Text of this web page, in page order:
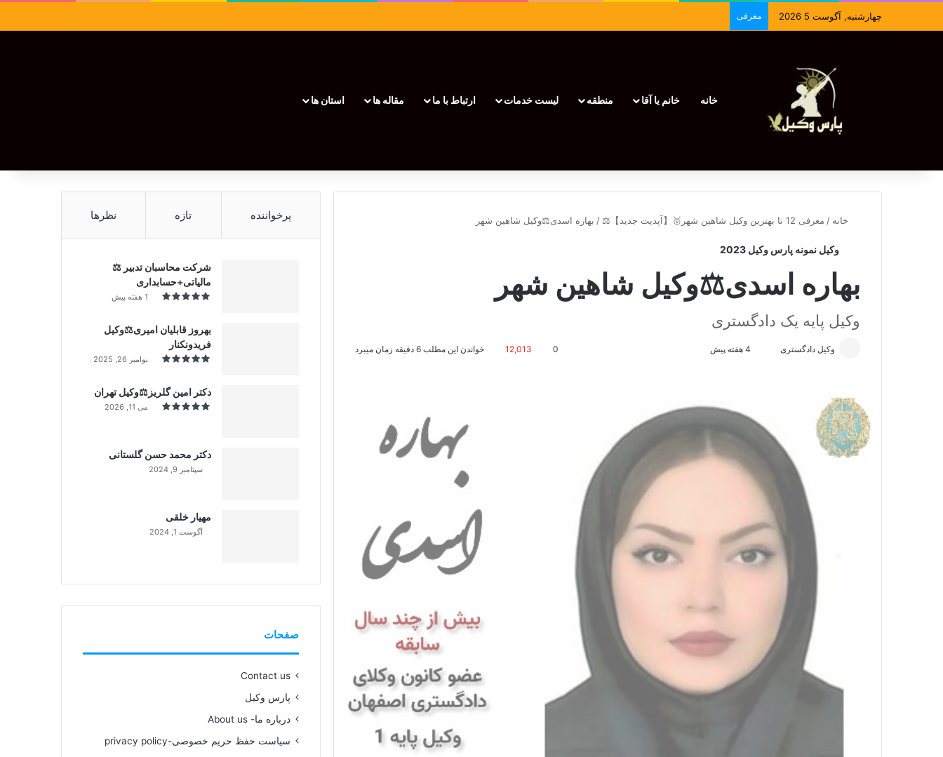
چهارشنبه, آگوست 5 2026 معرفی
خانه خانم یا آقا منطقه لیست خدمات ارتباط با ما مقاله ها استان ها
خانه / معرفی 12 تا بهترین وکیل شاهین شهر🥇【آپدیت جدید】⚖️ / بهاره اسدی⚖️وکیل شاهین شهر
وکیل نمونه پارس وکیل 2023
بهاره اسدی⚖️وکیل شاهین شهر
وکیل پایه یک دادگستری
وکیل دادگستری
ا
ل
4 هفته پیش 0
12,013 خواندن این مطلب 6 دقیقه زمان میبرد
پرخواننده تازه نظرها
شرکت محاسبان تدبیر ⚖️
مالیاتی+حسابداری
1 هفته پیش
بهروز قابلیان امیری⚖️وکیل
فریدونکنار
نوامبر 26, 2025
دکتر امین گلریز⚖️وکیل تهران
می 11, 2026
دکتر محمد حسن گلستانی
سپتامبر 9, 2024
مهیار خلقی
آگوست 1, 2024
صفحات
Contact us
پارس وکیل
درباره ما- About us
سیاست حفظ حریم خصوصی-privacy policy